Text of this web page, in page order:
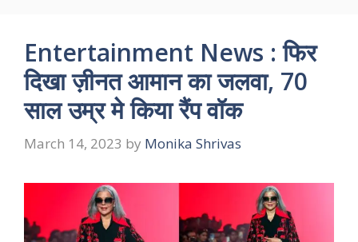
Entertainment News : फिर
दिखा ज़ीनत आमान का जलवा, 70
साल उम्र मे किया रैंप वॉक
March 14, 2023 by Monika Shrivas